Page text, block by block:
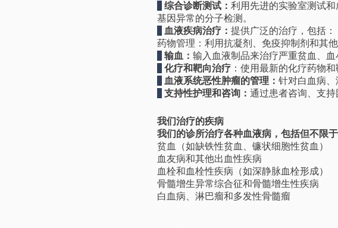
综合诊断测试： 利用先进的实验室测试
基因异常的分子检测。
血液疾病治疗： 提供广泛的治疗，包括：
药物管理：利用抗凝剂、免疫抑制剂和其
输血： 输入血液制品来治疗严重贫血、血
化疗和靶向治疗 ：使用最新的化疗药物
血液系统恶性肿瘤的管理： 针对白血病、
支持性护理和咨询： 通过患者咨询、支持
我们治疗的疾病
我们的诊所治疗各种血液病，包括但不限于
贫血（如缺铁性贫血、镰状细胞性贫血）
血友病和其他出血性疾病
血栓和血栓性疾病（如深静脉血栓形成）
骨髓增生异常综合征和骨髓增生性疾病
白血病、淋巴瘤和多发性骨髓瘤